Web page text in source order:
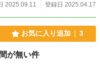
2025.09.11
登録日 2025.04.17
お気に入り追加 3
が無い件